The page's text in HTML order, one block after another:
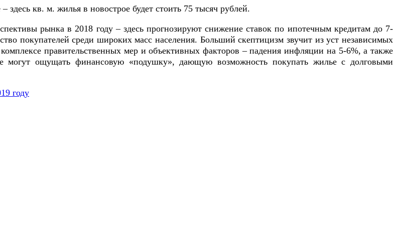
кв. м. жилья в новострое будет стоить 75 тысяч рублей.
рынка в 2018 году – здесь прогнозируют снижение ставок по ипотечным кредитам до 7-
покупателей среди широких масс населения. Больший скептицизм звучит из уст независимых
правительственных мер и объективных факторов – падения инфляции на 5-6%, а также
могут ощущать финансовую «подушку», дающую возможность покупать жилье с долговыми
году